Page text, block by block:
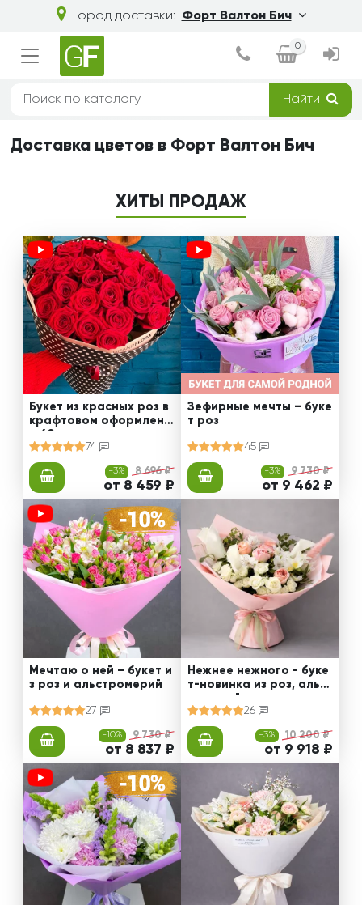
Город доставки: Форт Валтон Бич
0
Найти
Доставка цветов в Форт Валтон Бич
ХИТЫ ПРОДАЖ
Букет из красных роз в
крафтовом оформлени
и 60 см
74
-3% 8 696 ₽
от 8 459 ₽
Зефирные мечты – буке
т роз
45
-3% 9 730 ₽
от 9 462 ₽
Мечтаю о ней – букет и
з роз и альстромерий
27
-10% 9 730 ₽
от 8 837 ₽
Нежнее нежного - буке
т-новинка из роз, альст
ромерий и калл
26
-3% 10 200 ₽
от 9 918 ₽